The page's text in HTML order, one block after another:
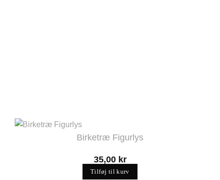
Birketræ Figurlys
35,00 kr
Tilføj til kurv